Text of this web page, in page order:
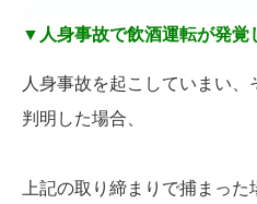
▼ 人身事故で飲酒運転が発覚
人身事故を起こしていまい
判明した場合、
上記の取り締まりで捕まった